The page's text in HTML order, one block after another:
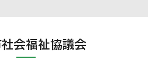
会福祉協議会